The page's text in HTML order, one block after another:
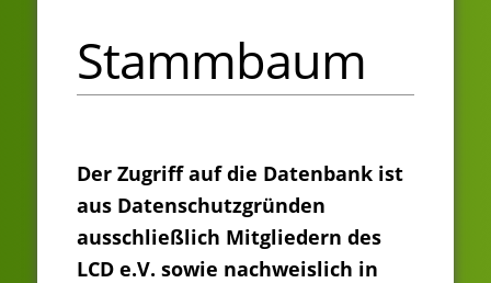
Stammbaum
Der Zugriff auf die Datenbank ist
aus Datenschutzgründen
ausschließlich Mitgliedern des
LCD e.V. sowie nachweislich in